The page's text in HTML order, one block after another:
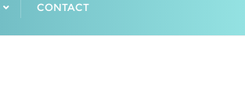
CONTACT